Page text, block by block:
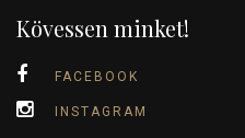
Kövessen minket!
FACEBOOK
INSTAGRAM